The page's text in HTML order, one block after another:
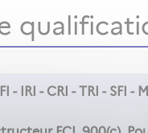
IRI - CRI - TRI - SFI -